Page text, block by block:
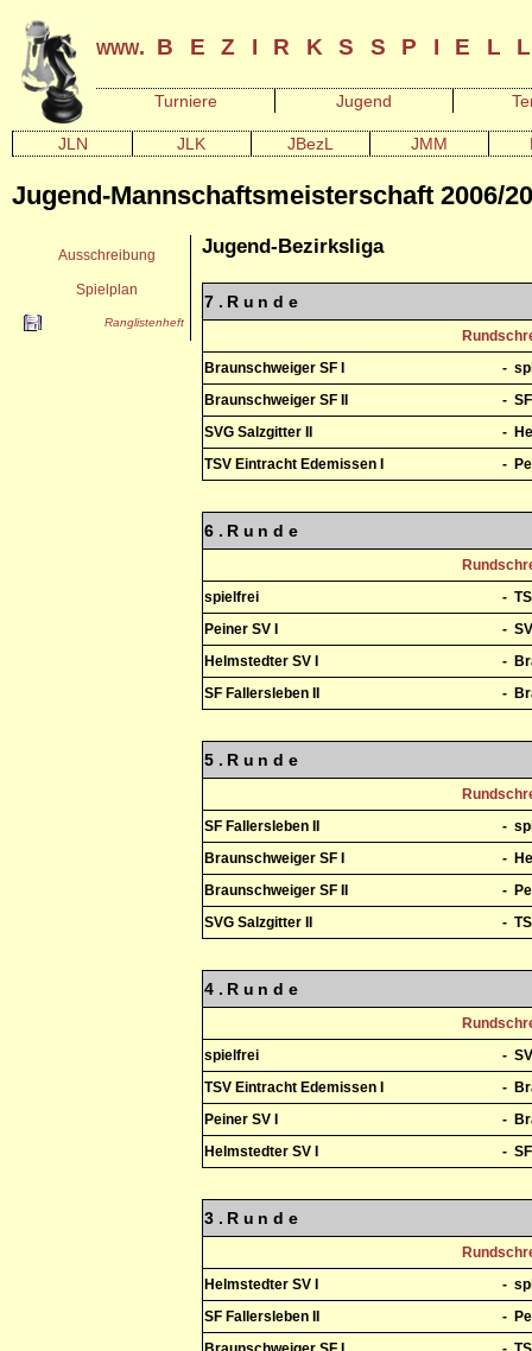
www.
Turniere Jugend
JLN JLK JBezL JMM
Jugend-Mannschaftsmeisterschaft 2006/
Ausschreibung
Spielplan
Ranglistenheft
Jugend-Bezirksliga
7.Runde
Braunschweiger SF I
-
Braunschweiger SF II
-
SVG Salzgitter II
-
TSV Eintracht Edemissen I
-
6.Runde
spielfrei
-
Peiner SV I
-
Helmstedter SV I
-
SF Fallersleben II
-
5.Runde
SF Fallersleben II
-
Braunschweiger SF I
-
Braunschweiger SF II
-
SVG Salzgitter II
-
4.Runde
spielfrei
-
TSV Eintracht Edemissen I
-
Peiner SV I
-
Helmstedter SV I
-
3.Runde
Helmstedter SV I
-
SF Fallersleben II
-